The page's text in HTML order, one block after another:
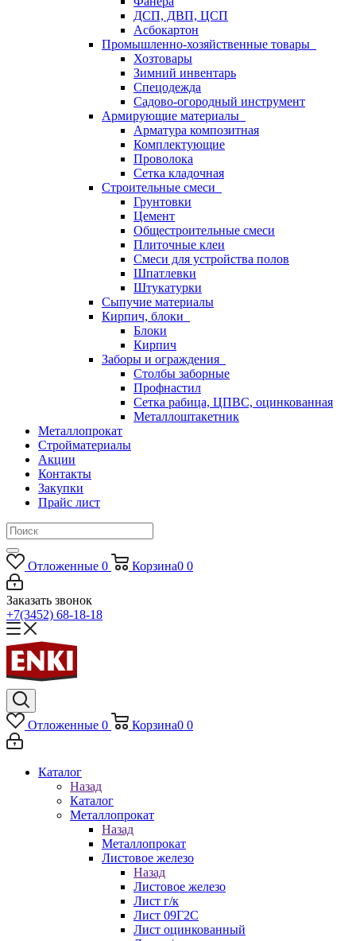
ДСП, ДВП, ЦСП
Асбокартон
Промышленно-хозяйственные товары
Хозтовары
Зимний инвентарь
Спецодежда
Садово-огородный инструмент
Армирующие материалы
Арматура композитная
Комплектующие
Проволока
Сетка кладочная
Строительные смеси
Грунтовки
Цемент
Общестроительные смеси
Плиточные клеи
Смеси для устройства полов
Шпатлевки
Штукатурки
Сыпучие материалы
Кирпич, блоки
Блоки
Кирпич
Заборы и ограждения
Столбы заборные
Профнастил
Сетка рабица, ЦПВС, оцинкованная
Металлоштакетник
Металлопрокат
Стройматериалы
Акции
Контакты
Закупки
Прайс лист
Отложенные 0 Корзина0 0
Заказать звонок
+7(3452) 68-18-18
Отложенные 0 Корзина0 0
Каталог
Назад
Каталог
Металлопрокат
Назад
Металлопрокат
Листовое железо
Назад
Листовое железо
Лист г/к
Лист 09Г2С
Лист оцинкованный